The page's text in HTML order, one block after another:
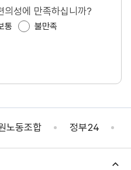
의성에 만족하십니까?
통
불만족
노동조합 정부24